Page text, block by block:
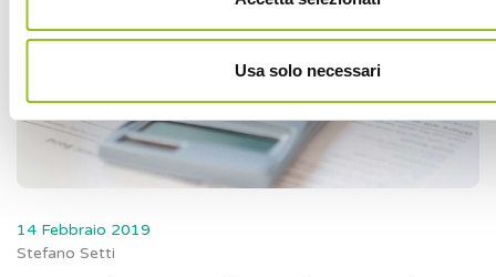
Usa solo necessari
14 Febbraio 2019
Stefano Setti